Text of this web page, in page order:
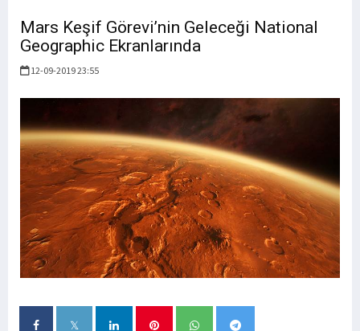
Mars Keşif Görevi’nin Geleceği National
Geographic Ekranlarında
12-09-2019 23:55